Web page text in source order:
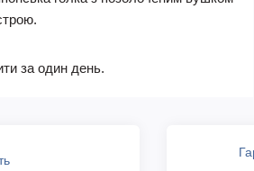
за один день.